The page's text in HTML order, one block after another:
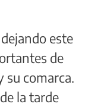
este
de
su comarca.
la tarde